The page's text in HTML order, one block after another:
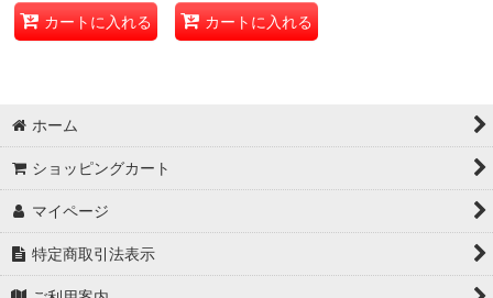
カートに入れる カートに入れる
ホーム
ショッピングカート
マイページ
特定商取引法表示